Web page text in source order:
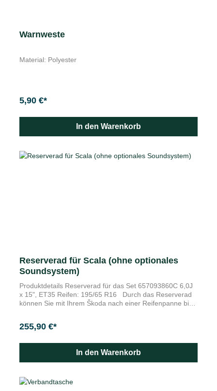
Warnweste
Material: Polyester
5,90 €*
In den Warenkorb
Reserverad für Scala (ohne optionales
Soundsystem)
Produktdetails Reserverad für das Set 657093860C 6,0J
x 15", ET35 Reifen: 195/65 R16 Durch das Reserverad
können Sie mit Ihrem Škoda nach einer Reifenpanne bis
x 16", ET 35.
255,90 €*
In den Warenkorb